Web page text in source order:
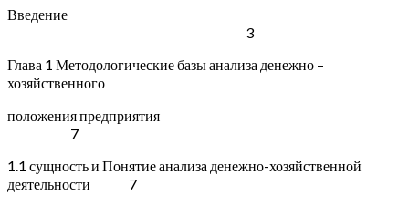
Введение
3
Глава 1 Методологические базы анализа денежно –
хозяйственного
положения предприятия
7
1.1 сущность и Понятие анализа денежно-хозяйственной
деятельности 7